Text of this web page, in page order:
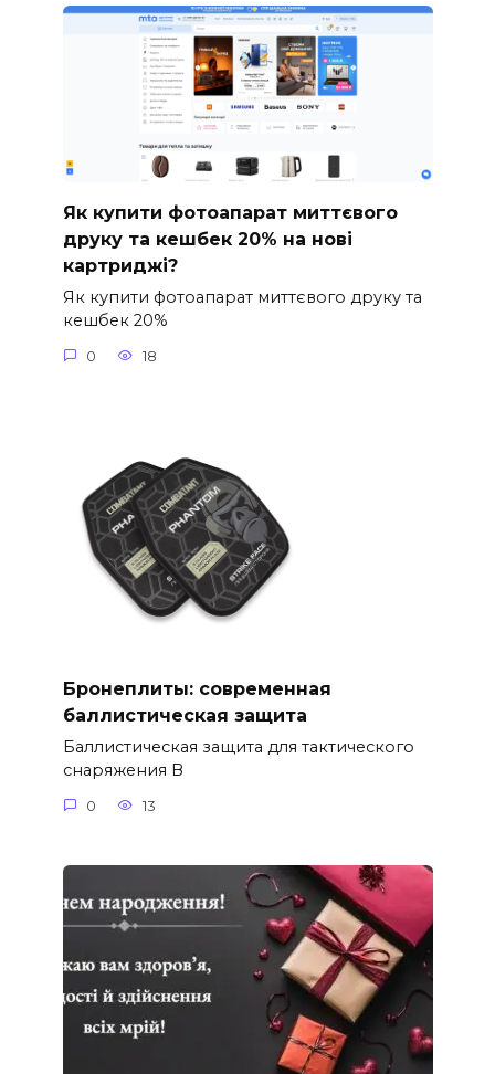
Як купити фотоапарат миттєвого
друку та кешбек 20% на нові
картриджі?
Як купити фотоапарат миттєвого друку та
кешбек 20%
0 18
Бронеплиты: современная
баллистическая защита
Баллистическая защита для тактического
снаряжения В
0 13